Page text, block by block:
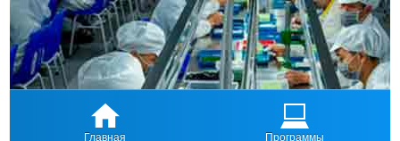
Главная Программы